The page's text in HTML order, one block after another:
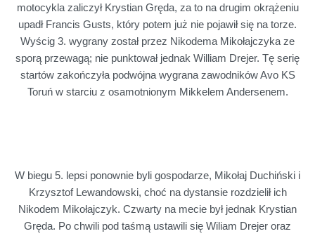
motocykla zaliczył Krystian Gręda, za to na drugim okrążeniu
upadł Francis Gusts, który potem już nie pojawił się na torze.
Wyścig 3. wygrany został przez Nikodema Mikołajczyka ze
sporą przewagą; nie punktował jednak William Drejer. Tę serię
startów zakończyła podwójna wygrana zawodników Avo KS
Toruń w starciu z osamotnionym Mikkelem Andersenem.
W biegu 5. lepsi ponownie byli gospodarze, Mikołaj Duchiński i
Krzysztof Lewandowski, choć na dystansie rozdzielił ich
Nikodem Mikołajczyk. Czwarty na mecie był jednak Krystian
Gręda. Po chwili pod taśmą ustawili się Wiliam Drejer oraz